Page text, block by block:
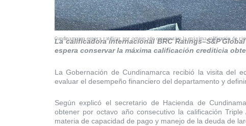
Cundinamarca espera ratificar por octavo año consecutivo la máxima calificación de
La calificadora internacional BRC Ratings–S&P
espera conservar la máxima calificación crediticia
La Gobernación de Cundinamarca recibió la visita del
evaluar el desempeño financiero del departamento y
Según explicó el secretario de Hacienda de
obtener por octavo año consecutivo la calificación
materia de capacidad de pago y manejo de la deuda de